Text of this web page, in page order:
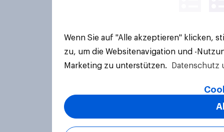
Wenn Sie auf "Alle akzeptieren" klicken,
zu, um die Websitenavigation und -
Marketing zu unterstützen.
Datenschutz